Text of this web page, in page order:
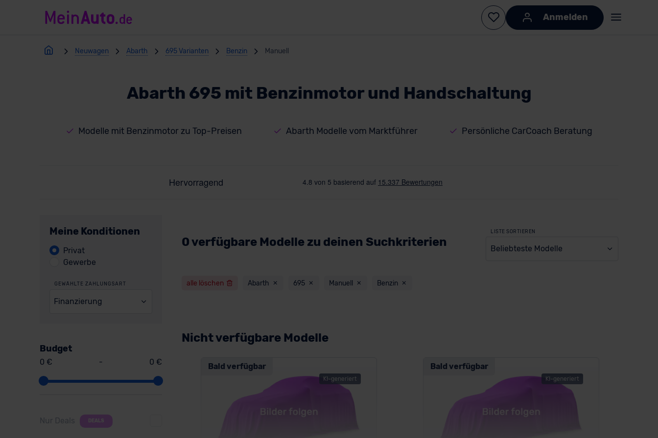
Anmelden
Neuwagen Abarth 695 Varianten Benzin Manuell
Abarth 695 mit Benzinmotor und Handschaltung
Modelle mit Benzinmotor zu Top-Preisen Abarth Modelle vom Marktführer Persönliche CarCoach Beratung
Meine Konditionen
Privat
Gewerbe
GEWÄHLTE ZAHLUNGSART
Finanzierung
Budget
0 € - 0 €
Nur Deals DEALS
0 verfügbare Modelle zu deinen Suchkriterien
LISTE SORTIEREN
Beliebteste Modelle
alle löschen Abarth 695 Manuell Benzin
Nicht verfügbare Modelle
KI-generiert
Bald verfügbar
KI-generiert
Bald verfügbar